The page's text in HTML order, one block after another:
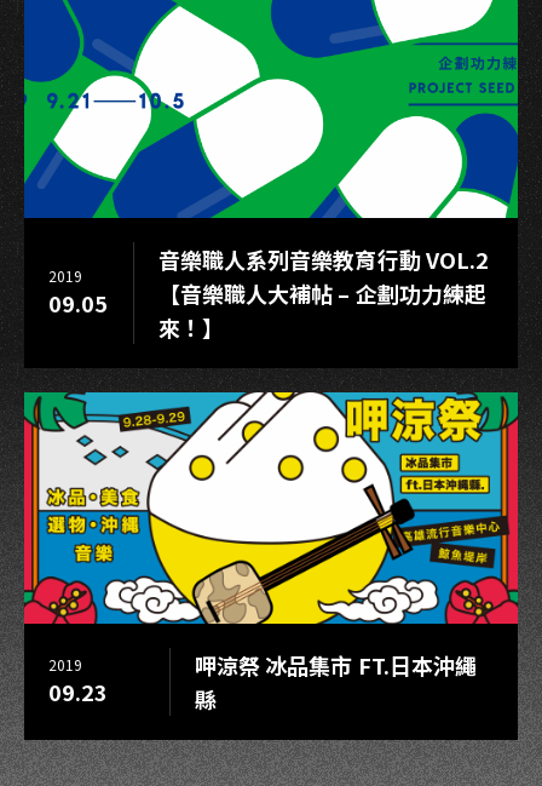
免
費
抽
2019
09.05
音樂職人系列音樂教育行動 VOL.2
【音樂職人大補帖 – 企劃功力練起
來！】
2019
09.23
呷涼祭 冰品集市 FT.日本沖繩
縣